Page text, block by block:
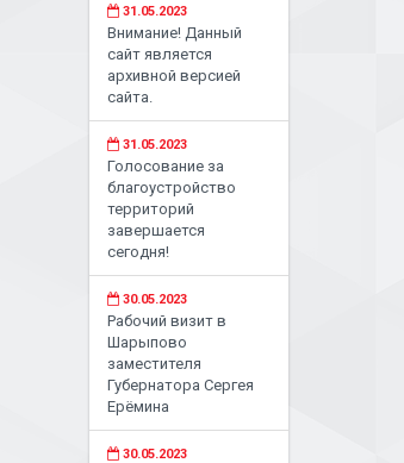
31.05.2023
Внимание! Данный
сайт является
архивной версией
сайта.
31.05.2023
Голосование за
благоустройство
территорий
завершается
сегодня!
30.05.2023
Рабочий визит в
Шарыпово
заместителя
Губернатора Сергея
Ерёмина
30.05.2023